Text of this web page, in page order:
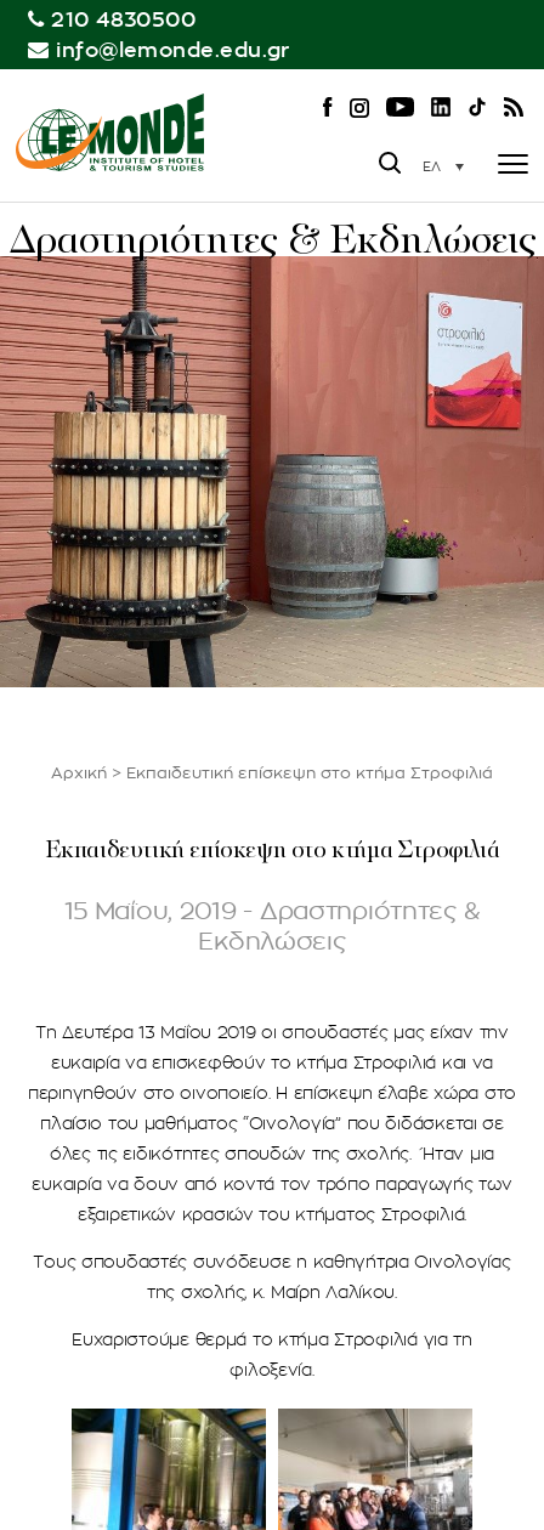
210 4830500
info@lemonde.edu.gr
ΕΛ
Δραστηριότητες & Εκδηλώσεις
Αρχική > Εκπαιδευτική επίσκεψη στο κτήμα Στροφιλιά
Εκπαιδευτική επίσκεψη στο κτήμα Στροφιλιά
15 Μαΐου, 2019 - Δραστηριότητες &
Εκδηλώσεις
Τη Δευτέρα 13 Μαΐου 2019 οι σπουδαστές μας είχαν την
ευκαιρία να επισκεφθούν το κτήμα Στροφιλιά και να
περιηγηθούν στο οινοποιείο. Η επίσκεψη έλαβε χώρα στο
πλαίσιο του μαθήματος “Οινολογία” που διδάσκεται σε
όλες τις ειδικότητες σπουδών της σχολής. Ήταν μια
ευκαιρία να δουν από κοντά τον τρόπο παραγωγής των
εξαιρετικών κρασιών του κτήματος Στροφιλιά.
Τους σπουδαστές συνόδευσε η καθηγήτρια Οινολογίας
της σχολής, κ. Μαίρη Λαλίκου.
Ευχαριστούμε θερμά το κτήμα Στροφιλιά για τη
φιλοξενία.